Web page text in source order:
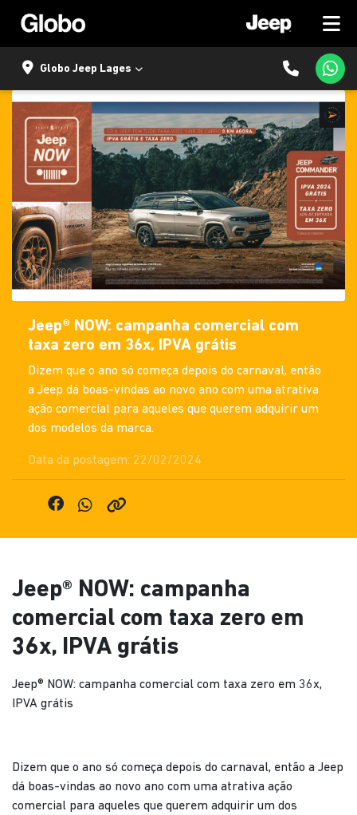
Globo Jeep Lages
Jeep® NOW: campanha comercial com
taxa zero em 36x, IPVA grátis
Dizem que o ano só começa depois do carnaval, então
a Jeep dá boas-vindas ao novo ano com uma atrativa
ação comercial para aqueles que querem adquirir um
dos modelos da marca.
Data da postagem: 22/02/2024
Jeep® NOW: campanha
comercial com taxa zero em
36x, IPVA grátis
Jeep® NOW: campanha comercial com taxa zero em 36x,
IPVA grátis
Dizem que o ano só começa depois do carnaval, então a Jeep
dá boas-vindas ao novo ano com uma atrativa ação
comercial para aqueles que querem adquirir um dos